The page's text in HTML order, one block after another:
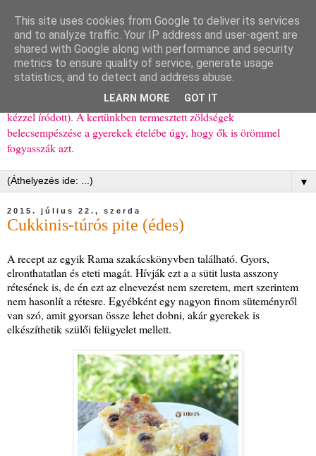
Ízőrző
Kisgyerekes család kipróbált, többnyire egészséges ételeket
bemutató receptjei a mindennapokra (mert a papírfecniket folyton
elhagyom) és gyerekeimnek ajándékba (mint régen, csak ez nem
kézzel íródott). A kertünkben termesztett zöldségek
belecsempészése a gyerekek ételébe úgy, hogy ők is örömmel
fogyasszák azt.
▼
2015. július 22., szerda
Cukkinis-túrós pite (édes)
A recept az egyik Rama szakácskönyvben található. Gyors,
elronthatatlan és eteti magát. Hívják ezt a a sütit lusta asszony
rétesének is, de én ezt az elnevezést nem szeretem, mert szerintem
nem hasonlít a rétesre. Egyébként egy nagyon finom süteményről
van szó, amit gyorsan össze lehet dobni, akár gyerekek is
elkészíthetik szülői felügyelet mellett.
This site uses cookies from Google to deliver its services
and to analyze traffic. Your IP address and user-agent are
shared with Google along with performance and security
metrics to ensure quality of service, generate usage
statistics, and to detect and address abuse.
LEARN MORE GOT IT